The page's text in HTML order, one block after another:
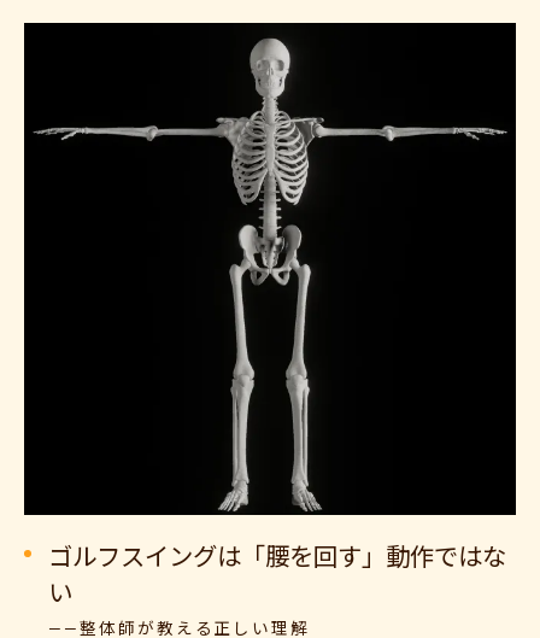
ゴルフスイングは「腰を回す」動作ではな
い
——整体師が教える正しい理解